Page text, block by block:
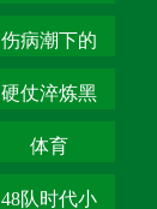
伤病潮下的
困兽之斗
硬仗淬炼黑
马成色
体育
48队时代小